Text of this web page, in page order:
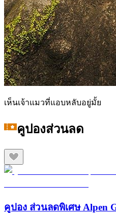
เห็นเจ้าแมวที่แอบหลับอยู่มั้ย
คูปองส่วนลด
คูปอง ส่วนลดพิเศษ Alpen